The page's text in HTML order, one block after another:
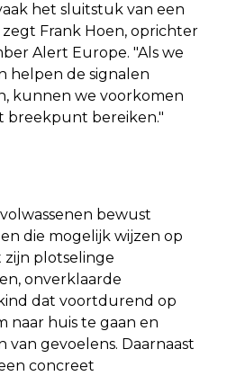
het sluitstuk van een
Frank Hoen, oprichter
Alert Europe. "Als we
helpen de signalen
kunnen we voorkomen
breekpunt bereiken."
bewust
die mogelijk wijzen op
zijn plotselinge
onverklaarde
dat voortdurend op
naar huis te gaan en
gevoelens. Daarnaast
concreet